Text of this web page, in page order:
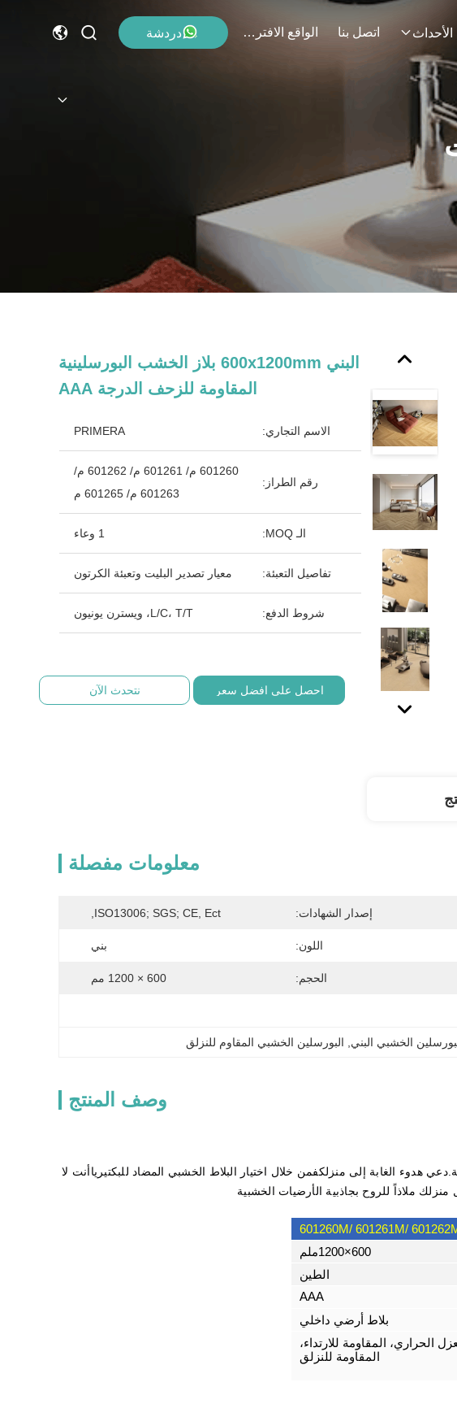
الأحداث اتصل بنا الواقع الافتراضي دردشة
البني 600x1200mm بلاز الخشب البورسلينية
المقاومة للزحف الدرجة AAA
الاسم التجاري: PRIMERA
رقم الطراز:
601260 م/ 601261 ​​م/ 601262 م/
601263 م/ 601265 م
الـ MOQ: 1 وعاء
تفاصيل التعبئة: معيار تصدير البليت وتعبئة الكرتون
شروط الدفع: L/C، T/T، ويسترن يونيون
احصل على افضل سعر نتحدث الآن
معلومات مفصلة
إصدار الشهادات: ISO13006; SGS; CE, Ect,
اللون: بني
الحجم: 600 × 1200 مم
الخشبي البني البورسلين الخشبي المقاوم للنزلق
وصف المنتج
هدوء الغابة إلى منزلكفمن خلال اختيار البلاط الخشبي المضاد للبكتيرياأنت لا
ملاذاً للروح بجاذبية الأرضيات الخشبية
600×1200ملم
الطين
AAA
بلاط أرضي داخلي
الحراري، المقاومة للارتداء،
المقاومة للنزلق